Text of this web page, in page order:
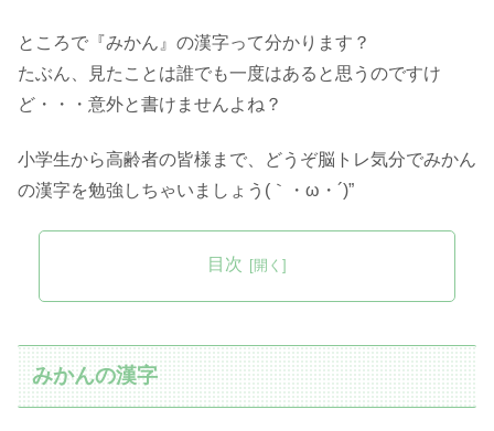
ところで『みかん』の漢字って分かります？
たぶん、見たことは誰でも一度はあると思うのですけ
ど・・・意外と書けませんよね？
小学生から高齢者の皆様まで、どうぞ脳トレ気分でみかん
の漢字を勉強しちゃいましょう(｀・ω・´)”
目次
みかんの漢字